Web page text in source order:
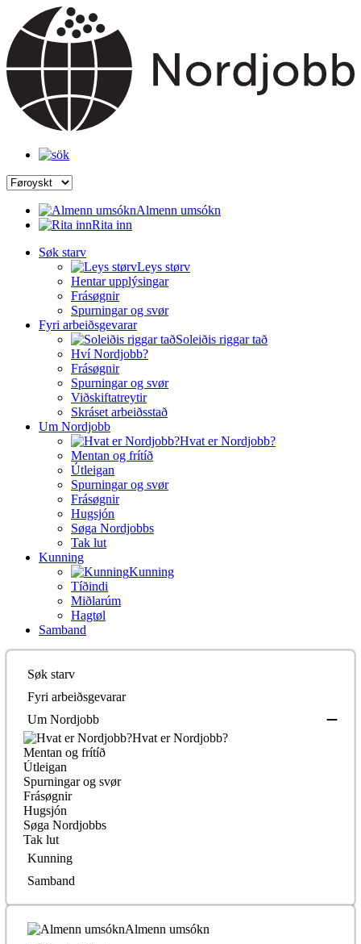
Almenn umsókn
Rita inn
Søk starv
Leys størv
Hentar upplýsingar
Frásøgnir
Spurningar og svør
Fyri arbeiðsgevarar
Soleiðis riggar tað
Hví Nordjobb?
Frásøgnir
Spurningar og svør
Viðskiftatreytir
Skráset arbeiðsstað
Um Nordjobb
Hvat er Nordjobb?
Mentan og frítíð
Útleigan
Spurningar og svør
Frásøgnir
Hugsjón
Søga Nordjobbs
Tak lut
Kunning
Kunning
Tíðindi
Miðlarúm
Hagtøl
Samband
Søk starv
Fyri arbeiðsgevarar
Um Nordjobb
Hvat er Nordjobb?
Mentan og frítíð
Útleigan
Spurningar og svør
Frásøgnir
Hugsjón
Søga Nordjobbs
Tak lut
Kunning
Samband
Almenn umsókn